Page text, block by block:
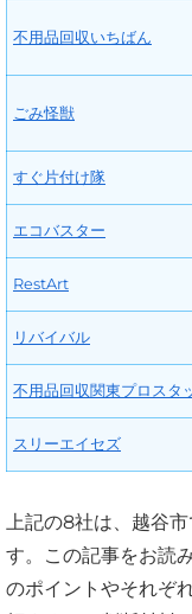
不用品回収いちばん
ごみ怪獣
すぐ片付け隊
エコバスター
RestArt
リバイバル
不用品回収関東プロスタ
スリーエイセズ
上記の8社は、越谷
す。この記事をお読
のポイントやそれぞ